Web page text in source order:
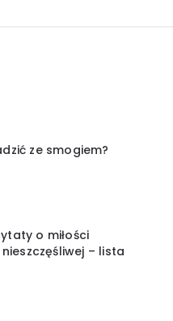
ze smogiem?
o miłości
– lista